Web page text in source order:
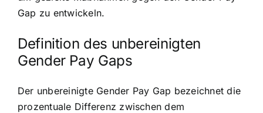
Gap zu entwickeln.
Definition des unbereinigten
Gender Pay Gaps
Der unbereinigte Gender Pay Gap bezeichnet die
prozentuale Differenz zwischen dem